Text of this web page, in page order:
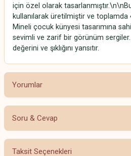
için özel olarak
kullanılarak üretilmiştir ve toplamda
Mineli çocuk künyesi tasarımına
sevimli ve zarif bir görünüm sergiler.
değerini ve şıklığını yansıtır.
Yorumlar
Bu ürüne ilk yorumu
Soru & Cevap
Taksit Seçenekleri